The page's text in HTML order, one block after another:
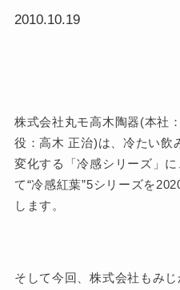
2010.10.19
株式会社丸モ高木陶器(本社
役：高木 正治)は、冷たい飲
変化する「冷感シリーズ」
て“冷感紅葉”5シリーズを
します。
そして今回、株式会社もみ